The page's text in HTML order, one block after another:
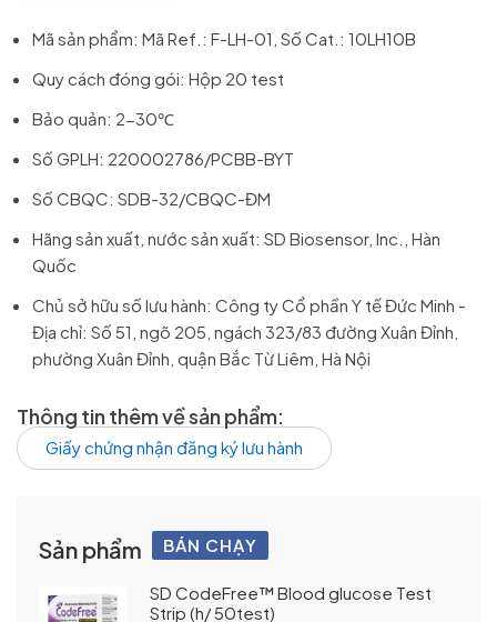
Mã sản phẩm: Mã Ref.: F-LH-01, Số Cat.: 10LH10B
Quy cách đóng gói: Hộp 20 test
Bảo quản: 2-30℃
Số GPLH: 220002786/PCBB-BYT
Số CBQC: SDB-32/CBQC-ĐM
Hãng sản xuất, nước sản xuất: SD Biosensor, Inc., Hàn
Quốc
Chủ sở hữu số lưu hành: Công ty Cổ phần Y tế Đức Minh -
Địa chỉ: Số 51, ngõ 205, ngách 323/83 đường Xuân Đỉnh,
phường Xuân Đỉnh, quận Bắc Từ Liêm, Hà Nội
Thông tin thêm về sản phẩm:
Giấy chứng nhận đăng ký lưu hành
Sản phẩm BÁN CHẠY
SD CodeFree™ Blood glucose Test
Strip (h/ 50test)